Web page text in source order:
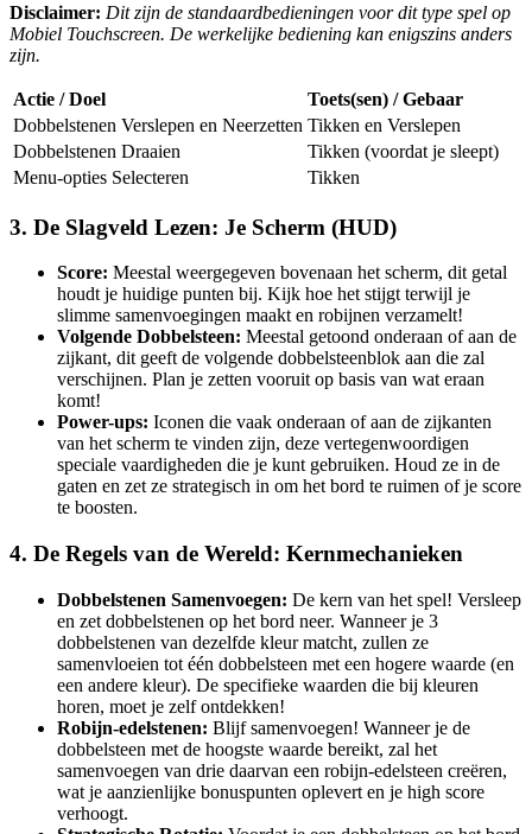
Disclaimer: Dit zijn de standaardbedieningen voor dit type spel op
Mobiel Touchscreen. De werkelijke bediening kan enigszins anders
zijn.
Actie / Doel
Toets(sen) / Gebaar
Dobbelstenen Verslepen en Neerzetten Tikken en Verslepen
Dobbelstenen Draaien
Tikken (voordat je sleept)
Menu-opties Selecteren
Tikken
3. De Slagveld Lezen: Je Scherm (HUD)
Score: Meestal weergegeven bovenaan het scherm, dit getal
houdt je huidige punten bij. Kijk hoe het stijgt terwijl je
slimme samenvoegingen maakt en robijnen verzamelt!
Volgende Dobbelsteen: Meestal getoond onderaan of aan de
zijkant, dit geeft de volgende dobbelsteenblok aan die zal
verschijnen. Plan je zetten vooruit op basis van wat eraan
komt!
Power-ups: Iconen die vaak onderaan of aan de zijkanten
van het scherm te vinden zijn, deze vertegenwoordigen
speciale vaardigheden die je kunt gebruiken. Houd ze in de
gaten en zet ze strategisch in om het bord te ruimen of je score
te boosten.
4. De Regels van de Wereld: Kernmechanieken
Dobbelstenen Samenvoegen: De kern van het spel! Versleep
en zet dobbelstenen op het bord neer. Wanneer je 3
dobbelstenen van dezelfde kleur matcht, zullen ze
samenvloeien tot één dobbelsteen met een hogere waarde (en
een andere kleur). De specifieke waarden die bij kleuren
horen, moet je zelf ontdekken!
Robijn-edelstenen: Blijf samenvoegen! Wanneer je de
dobbelsteen met de hoogste waarde bereikt, zal het
samenvoegen van drie daarvan een robijn-edelsteen creëren,
wat je aanzienlijke bonuspunten oplevert en je high score
verhoogt.